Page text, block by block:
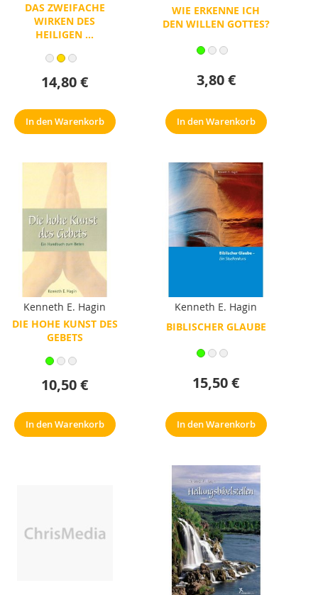
DAS ZWEIFACHE
WIRKEN DES
HEILIGEN ...
14,80 €
In den Warenkorb
WIE ERKENNE ICH
DEN WILLEN GOTTES?
3,80 €
In den Warenkorb
Kenneth E. Hagin
DIE HOHE KUNST DES
GEBETS
10,50 €
In den Warenkorb
Kenneth E. Hagin
BIBLISCHER GLAUBE
15,50 €
In den Warenkorb